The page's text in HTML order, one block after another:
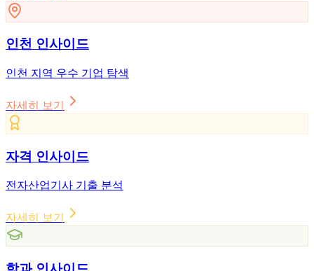
인천 인사이드
인천 지역 우수 기업 탐색
자세히 보기
자격 인사이드
전자산업기사 기출 분석
자세히 보기